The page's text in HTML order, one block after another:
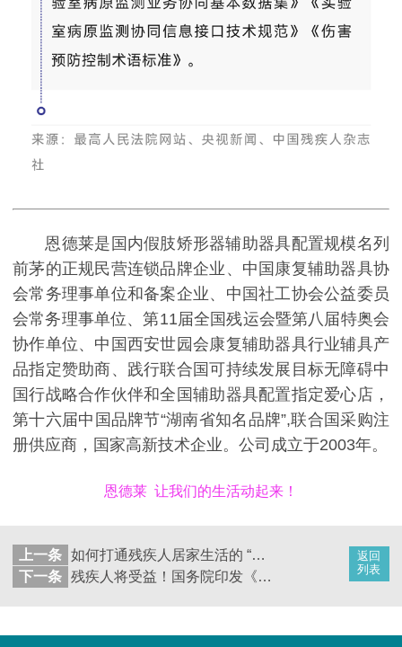
恩德莱是国内假肢矫形器辅助器具配置规模名列
前茅的正规民营连锁品牌企业、中国康复辅助器具协
会常务理事单位和备案企业、中国社工协会公益委员
会常务理事单位、第11届全国残运会暨第八届特奥会
协作单位、中国西安世园会康复辅助器具行业辅具产
品指定赞助商、践行联合国可持续发展目标无障碍中
国行战略合作伙伴和全国辅助器具配置指定爱心店，
第十六届中国品牌节“湖南省知名品牌”,联合国采购注
册供应商，国家高新技术企业。公司成立于2003年。
恩德莱 让我们的生活动起来！
返回
列表
上一条
如何打通残疾人居家生活的 “最后一米” ？这里正在这样做
下一条
残疾人将受益！国务院印发《城市更新“十五五”规划》